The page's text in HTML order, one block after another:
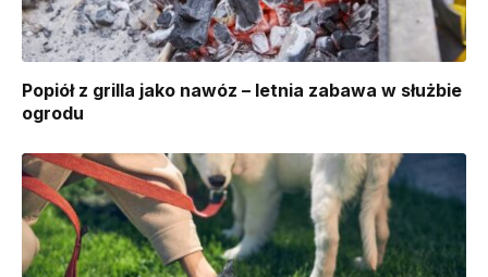
Popiół z grilla jako nawóz – letnia zabawa w służbie
ogrodu